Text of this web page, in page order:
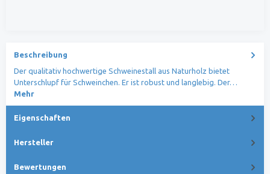
Beschreibung
Der qualitativ hochwertige Schweinestall aus Naturholz bietet
Unterschlupf für Schweinchen. Er ist robust und langlebig. Der…
Mehr
Eigenschaften
Hersteller
Bewertungen